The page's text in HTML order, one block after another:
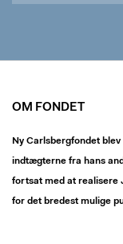
OM FONDET
Ny Carlsbergfondet
indtægterne fra hans
fortsat med at realisere
for det bredest mulige